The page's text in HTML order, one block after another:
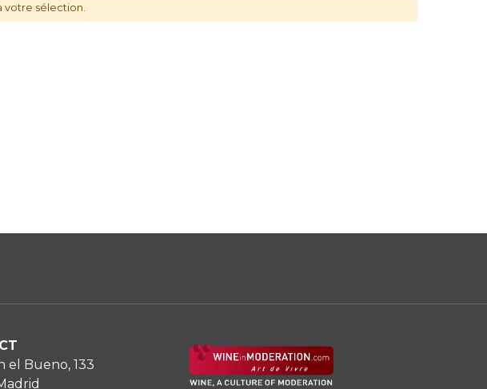
sélection.
el Bueno, 133